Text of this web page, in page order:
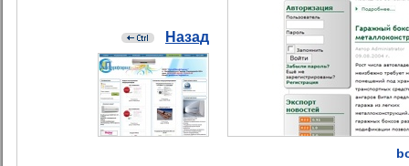
Назад